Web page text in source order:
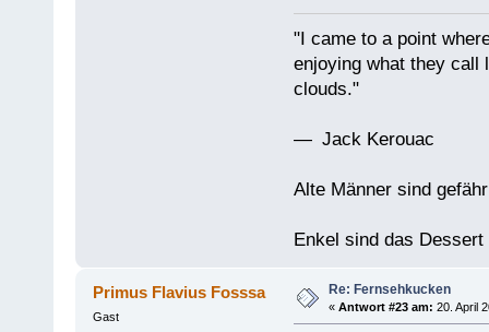
"I came to a point
enjoying what they call
clouds."
— Jack Kerouac
Alte Männer sind
Enkel sind das Dessert
Primus Flavius Fosssa
Gast
Re: Fernsehkucken
« Antwort #23 am: 20. April